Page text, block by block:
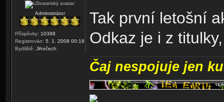
Administrátor
Příspěvky: 10398
Registrován: 5. 1. 2008 00:18
Bydliště: Jihočech
Tak první letošní
Odkaz je i z
Čaj nespojuje jen